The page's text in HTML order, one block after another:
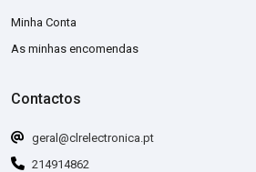
Minha Conta
As minhas encomendas
Contactos
geral@clrelectronica.pt
214914862